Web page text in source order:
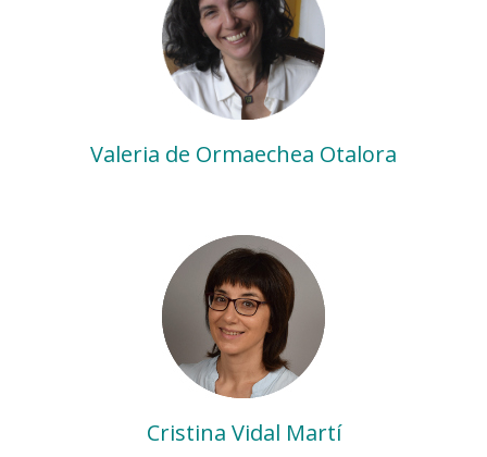
Valeria de Ormaechea Otalora
Cristina Vidal Martí